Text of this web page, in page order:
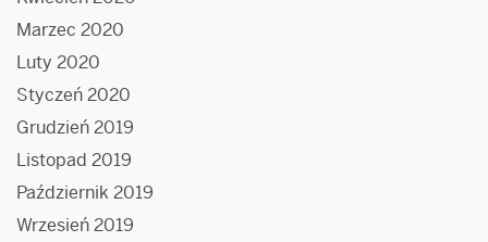
Marzec 2020
Luty 2020
Styczeń 2020
Grudzień 2019
Listopad 2019
Październik 2019
Wrzesień 2019